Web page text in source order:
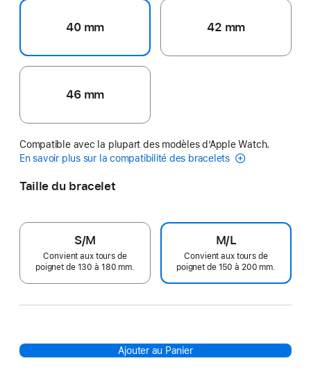
40 mm 42 mm
46 mm
Compatible avec la plupart des modèles d’Apple Watch.
En savoir plus sur la compatibilité des bracelets
Taille du bracelet
S/M
Convient aux tours de
poignet de 130 à 180 mm.
M/L
Convient aux tours de
poignet de 150 à 200 mm.
Ajouter au Panier